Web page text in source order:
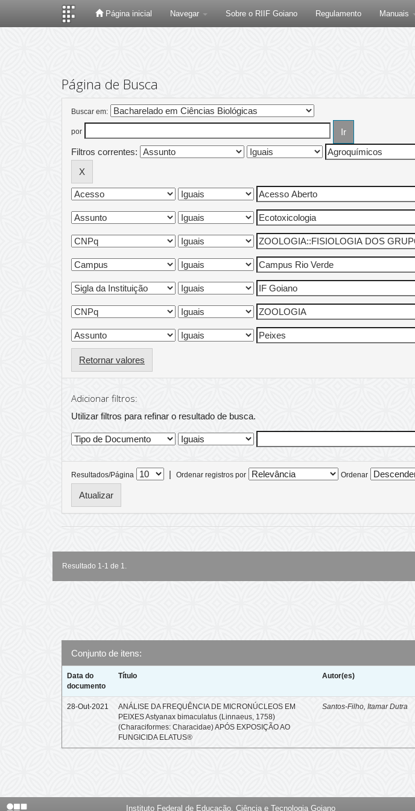
Página inicial Navegar Sobre o RIIF Goiano Regulamento Manuais
Página de Busca
Buscar em:
por
Filtros correntes:
Retornar valores
Adicionar filtros:
Utilizar filtros para refinar o resultado de busca.
Resultados/Página | Ordenar registros por Ordenar
Resultado 1-1 de 1.
Conjunto de itens:
Data do
documento
Título Autor(es)
28-Out-2021
ANÁLISE DA FREQUÊNCIA DE MICRONÚCLEOS EM
PEIXES Astyanax bimaculatus (Linnaeus, 1758)
(Characiformes: Characidae) APÓS EXPOSIÇÃO AO
FUNGICIDA ELATUS®
Santos-Filho, Itamar Dutra
Instituto Federal de Educação, Ciência e Tecnologia Goiano